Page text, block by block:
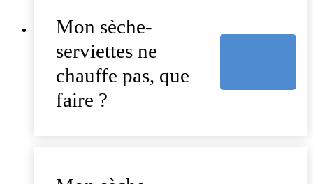
Mon sèche-
serviettes ne
chauffe pas, que
faire ?